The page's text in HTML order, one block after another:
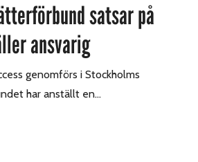
satsar på
ansvarig
genomförs i Stockholms
har anställt en…